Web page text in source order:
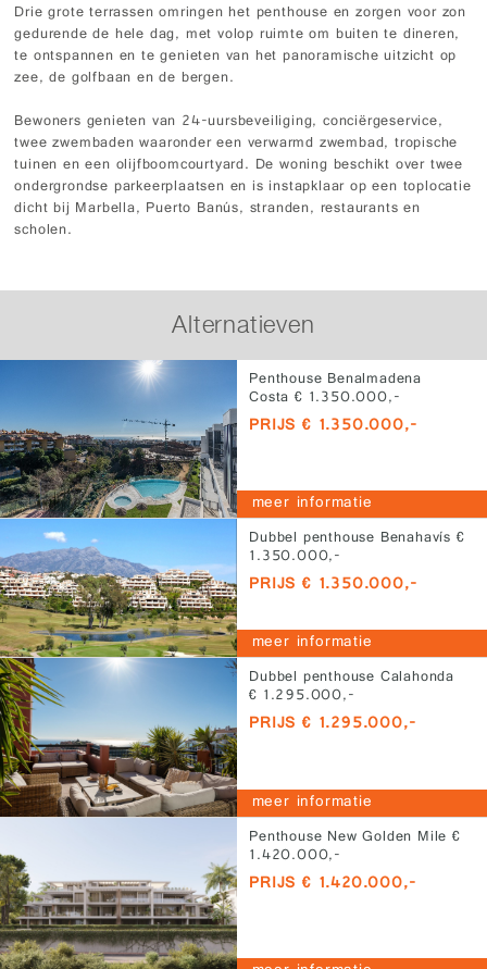
Drie grote terrassen omringen het penthouse en zorgen voor zon
gedurende de hele dag, met volop ruimte om buiten te dineren,
te ontspannen en te genieten van het panoramische uitzicht op
zee, de golfbaan en de bergen.
Bewoners genieten van 24-uursbeveiliging, conciërgeservice,
twee zwembaden waaronder een verwarmd zwembad, tropische
tuinen en een olijfboomcourtyard. De woning beschikt over twee
ondergrondse parkeerplaatsen en is instapklaar op een toplocatie
dicht bij Marbella, Puerto Banús, stranden, restaurants en
scholen.
Alternatieven
Penthouse Benalmadena
Costa € 1.350.000,-
PRIJS € 1.350.000,-
meer informatie
Dubbel penthouse Benahavís €
1.350.000,-
PRIJS € 1.350.000,-
meer informatie
Dubbel penthouse Calahonda
€ 1.295.000,-
PRIJS € 1.295.000,-
meer informatie
Penthouse New Golden Mile €
1.420.000,-
PRIJS € 1.420.000,-